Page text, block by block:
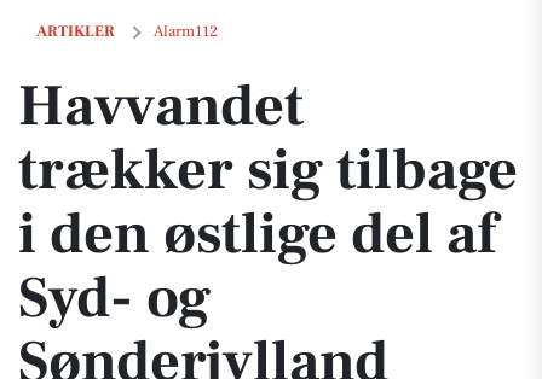
ARTIKLER Alarm112
Havvandet trækker sig tilbage i den østlige del af Syd- og
Havvandet
trækker sig tilbage
i den østlige del af
Syd- og
Sønderjylland